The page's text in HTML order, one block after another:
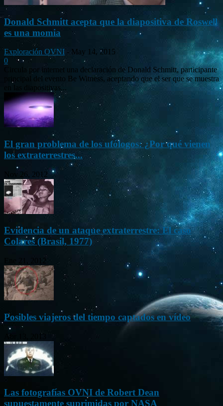
Donald Schmitt acepta que la diapositiva de Roswell
es una momia
Exploración OVNI - May 14, 2015
0
Circula por internet una declaración de Donald Schmitt, participante
principal del evento Be Witness, aceptando que el ser que se muestra
en las diapositivas...
El gran problema de los ufólogos: ¿Por qué vienen
los extraterrestres...
Nov 26, 2012
Evidencia de un ataque extraterrestre: El caso
Colares (Brasil, 1977)
Posibles viajeros del tiempo captados en vídeo
Abr 13, 2013
Las fotografías OVNI de Robert Dean
supuestamente suprimidas por NASA